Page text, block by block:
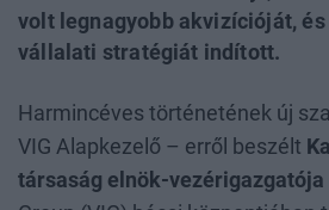
volt legnagyobb akvizícióját,
vállalati stratégiát indított.
Harmincéves történetének új
VIG Alapkezelő – erről beszélt
társaság elnök-vezérigazgatója